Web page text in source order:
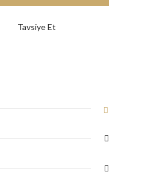
Tavsiye Et